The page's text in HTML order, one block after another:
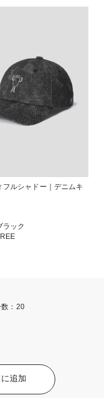
フルシャドー｜デニムキ
ラック
：20
追加